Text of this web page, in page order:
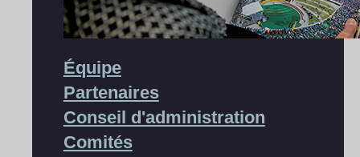
Équipe
Partenaires
Conseil d'administration
Comités